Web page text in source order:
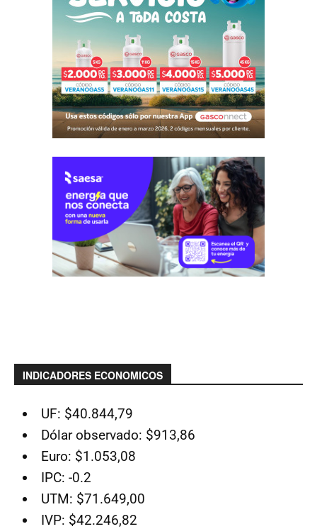
INDICADORES ECONOMICOS
UF: $40.844,79
Dólar observado: $913,86
Euro: $1.053,08
IPC: -0.2
UTM: $71.649,00
IVP: $42.246,82